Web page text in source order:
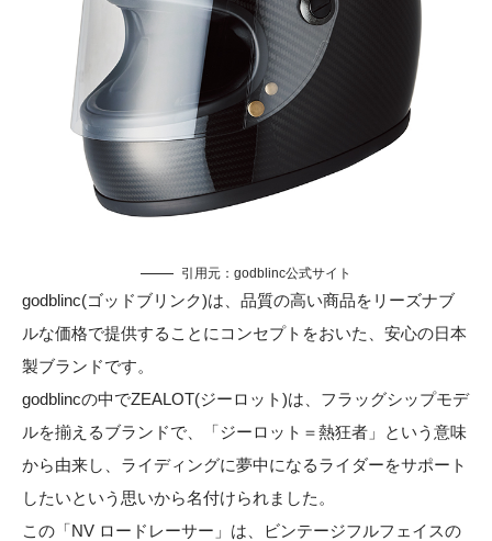
引用元：godblinc公式サイト
godblinc(ゴッドブリンク)は、品質の高い商品をリーズナブ
ルな価格で提供することにコンセプトをおいた、安心の日本
製ブランドです。
godblincの中でZEALOT(ジーロット)は、フラッグシップモデ
ルを揃えるブランドで、「ジーロット＝熱狂者」という意味
から由来し、ライディングに夢中になるライダーをサポート
したいという思いから名付けられました。
この「NV ロードレーサー」は、ビンテージフルフェイスの